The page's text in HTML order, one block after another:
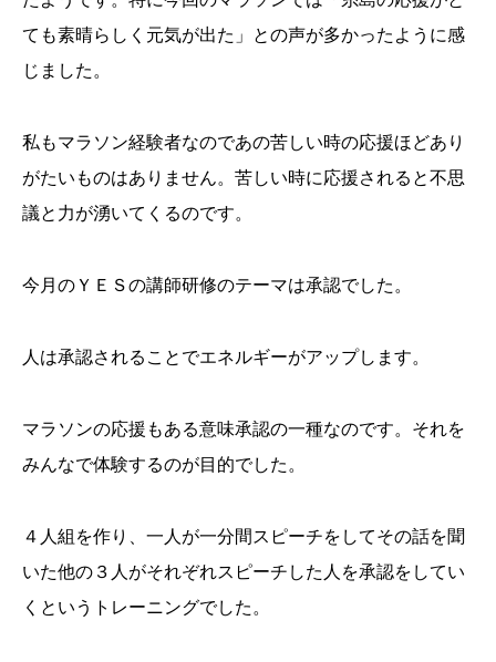
ても素晴らしく元気が出た」との声が多かったように感
じました。
私もマラソン経験者なのであの苦しい時の応援ほどあり
がたいものはありません。苦しい時に応援されると不思
議と力が湧いてくるのです。
今月のＹＥＳの講師研修のテーマは承認でした。
人は承認されることでエネルギーがアップします。
マラソンの応援もある意味承認の一種なのです。それを
みんなで体験するのが目的でした。
４人組を作り、一人が一分間スピーチをしてその話を聞
いた他の３人がそれぞれスピーチした人を承認をしてい
くというトレーニングでした。